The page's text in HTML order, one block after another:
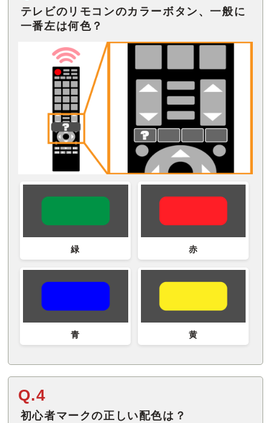
テレビのリモコンのカラーボタン、一般に
緑 赤
青 黄
Q.4
初心者マークの正しい配色は？